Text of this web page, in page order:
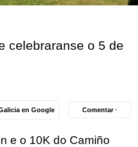
celebraranse o 5 de
en Google Comentar ·
e o 10K do Camiño